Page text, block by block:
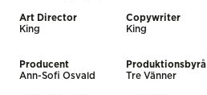
Art Director
King
Copywriter
King
Producent
Ann-Sofi Osvald
Produktionsbyrå
Tre Vänner